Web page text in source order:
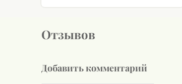
Отзывов
Добавить комментарий